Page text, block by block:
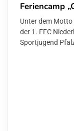
Feriencamp
Unter dem
der 1. FFC
Sportjugend